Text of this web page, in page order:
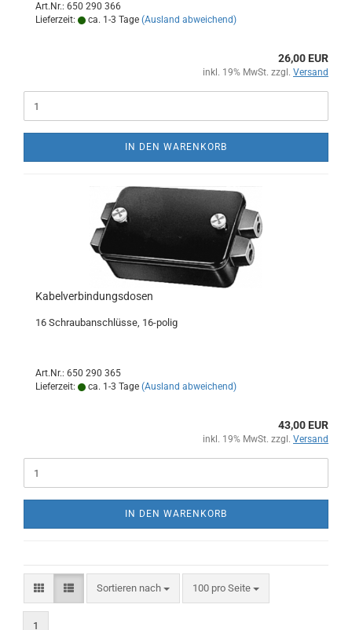
Art.Nr.: 650 290 366
Lieferzeit:
ca. 1-3 Tage (Ausland abweichend)
26,00 EUR
inkl. 19% MwSt. zzgl. Versand
IN DEN WARENKORB
Kabelverbindungsdosen
16 Schraubanschlüsse, 16-polig
Art.Nr.: 650 290 365
Lieferzeit:
ca. 1-3 Tage (Ausland abweichend)
43,00 EUR
inkl. 19% MwSt. zzgl. Versand
IN DEN WARENKORB
Sortieren nach
Sortieren nach 100 pro Seite
pro Seite
1